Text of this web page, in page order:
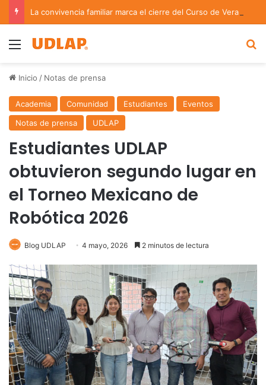
Menu
Inicio / Notas de prensa
Academia Comunidad Estudiantes
Eventos
Notas de prensa
UDLAP
Estudiantes UDLAP
obtuvieron segundo lugar en
el Torneo Mexicano de
Robótica 2026
Blog UDLAP 4 mayo, 2026 2 minutos de lectura